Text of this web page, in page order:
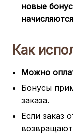
новые
Как
Можно
Бонусы
заказа.
Если заказ